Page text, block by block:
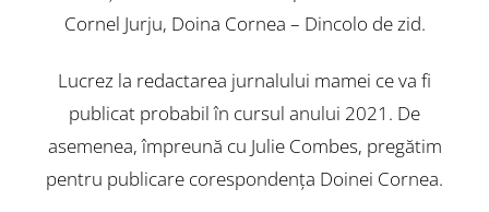
Cornel Jurju, Doina Cornea – Dincolo de zid.
Lucrez la redactarea jurnalului mamei ce va fi
publicat probabil în cursul anului 2021. De
asemenea, împreună cu Julie Combes, pregătim
pentru publicare corespondenţa Doinei Cornea.